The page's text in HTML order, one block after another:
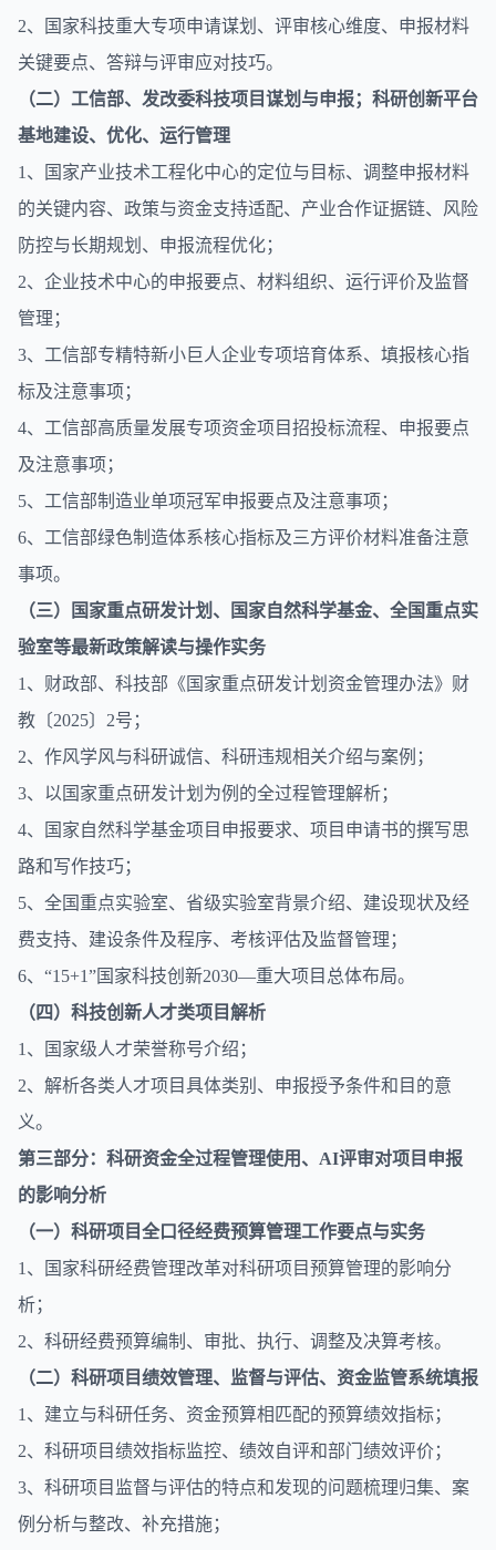
2、国家科技重大专项申请谋划、评审核心维度、申报材料
关键要点、答辩与评审应对技巧。
（二）工信部、发改委科技项目谋划与申报；科研创新平台
基地建设、优化、运行管理
1、国家产业技术工程化中心的定位与目标、调整申报材料
的关键内容、政策与资金支持适配、产业合作证据链、风险
防控与长期规划、申报流程优化；
2、企业技术中心的申报要点、材料组织、运行评价及监督
管理；
3、工信部专精特新小巨人企业专项培育体系、填报核心指
标及注意事项；
4、工信部高质量发展专项资金项目招投标流程、申报要点
及注意事项；
5、工信部制造业单项冠军申报要点及注意事项；
6、工信部绿色制造体系核心指标及三方评价材料准备注意
事项。
（三）国家重点研发计划、国家自然科学基金、全国重点实
验室等最新政策解读与操作实务
1、财政部、科技部《国家重点研发计划资金管理办法》财
教〔2025〕2号；
2、作风学风与科研诚信、科研违规相关介绍与案例；
3、以国家重点研发计划为例的全过程管理解析；
4、国家自然科学基金项目申报要求、项目申请书的撰写思
路和写作技巧；
5、全国重点实验室、省级实验室背景介绍、建设现状及经
费支持、建设条件及程序、考核评估及监督管理；
6、“15+1”国家科技创新2030—重大项目总体布局。
（四）科技创新人才类项目解析
1、国家级人才荣誉称号介绍；
2、解析各类人才项目具体类别、申报授予条件和目的意
义。
第三部分：科研资金全过程管理使用、AI评审对项目申报
的影响分析
（一）科研项目全口径经费预算管理工作要点与实务
1、国家科研经费管理改革对科研项目预算管理的影响分
析；
2、科研经费预算编制、审批、执行、调整及决算考核。
（二）科研项目绩效管理、监督与评估、资金监管系统填报
1、建立与科研任务、资金预算相匹配的预算绩效指标；
2、科研项目绩效指标监控、绩效自评和部门绩效评价；
3、科研项目监督与评估的特点和发现的问题梳理归集、案
例分析与整改、补充措施；